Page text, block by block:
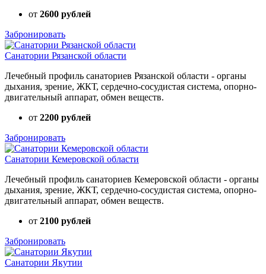
от 2600 рублей
Забронировать
Санатории Рязанской области
Лечебный профиль санаториев Рязанской области - органы
дыхания, зрение, ЖКТ, сердечно-сосудистая система, опорно-
двигательный аппарат, обмен веществ.
от 2200 рублей
Забронировать
Санатории Кемеровской области
Лечебный профиль санаториев Кемеровской области - органы
дыхания, зрение, ЖКТ, сердечно-сосудистая система, опорно-
двигательный аппарат, обмен веществ.
от 2100 рублей
Забронировать
Санатории Якутии